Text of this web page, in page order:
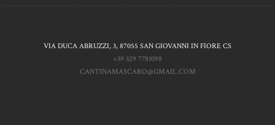
VIA DUCA ABRUZZI, 3, 87055 SAN GIOVANNI IN FIORE CS
+39 329 7781098
CANTINAMASCARO@GMAIL.COM